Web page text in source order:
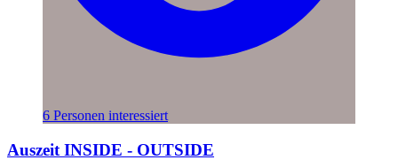
6 Personen interessiert
Auszeit INSIDE - OUTSIDE